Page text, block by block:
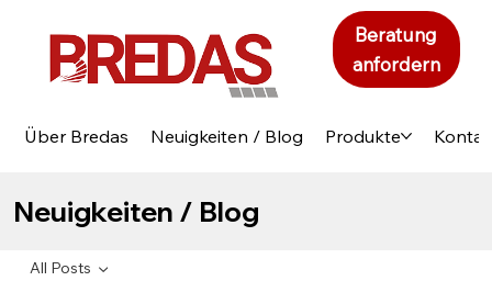
Über Bredas Neuigkeiten / Blog Produkte
Beratung
anfordern
Neuigkeiten / Blog
All Posts